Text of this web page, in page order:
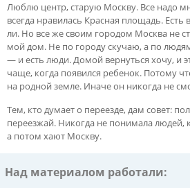
Люблю центр, старую Москву. Все надо
всегда нравилась Красная площадь. Есть
ли. Но все же своим городом Москва не
мой дом. Не по городу скучаю, а по
— и есть люди. Домой вернуться хочу, и
чаще, когда появился ребенок. Потому
на родной земле. Иначе он никогда не
Тем, кто думает о переезде, дам совет:
переезжай. Никогда не понимала
а потом хают Москву.
Над материалом работали: